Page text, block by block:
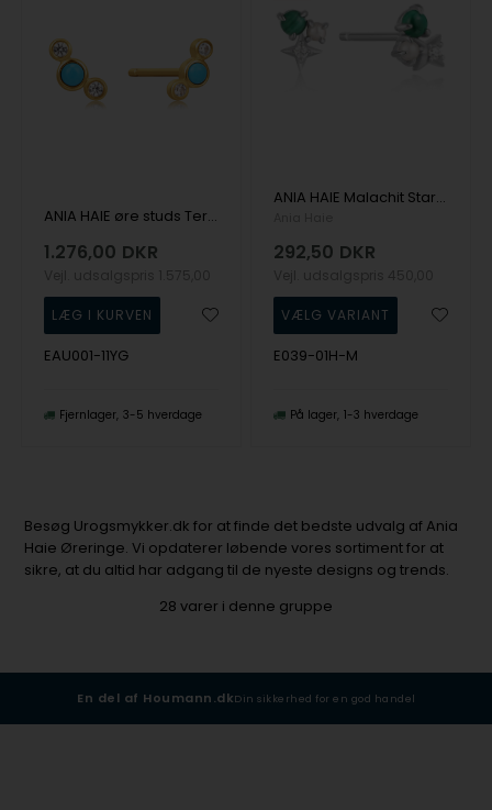
ANIA HAIE øre studs Terquoise & Sapphire Gold 14K EAU001-11YG
1.276,00 DKR
EAU001-11YG
Fjernlager 3-5 hverdage
ANIA HAIE Malachit Star Stud ørestikker i sterling sølv
292,50 DKR
E039-01H-M
På lager 1-3 hverdage
Besøg Urogsmykker.dk for at finde det bedste udvalg af Ania
Haie Øreringe. Vi opdaterer løbende vores sortiment for at
sikre, at du altid har adgang til de nyeste designs og trends.
28 varer i denne gruppe
En del af Houmann.dkDin sikkerhed for en god handel